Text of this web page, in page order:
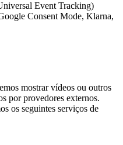
Event Tracking)
Consent Mode, Klarna,
mostrar vídeos ou outros
por provedores externos.
os seguintes serviços de